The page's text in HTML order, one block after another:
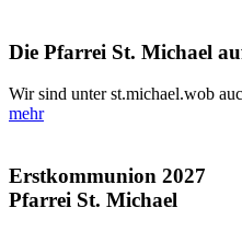
Die Pfarrei St. Michael
Wir sind unter st.michael.wob
mehr
Erstkommunion 2027
Pfarrei St. Michael